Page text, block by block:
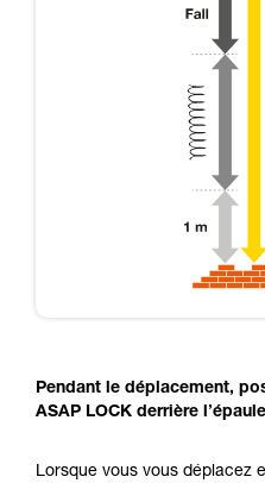
Pendant le déplacement,
ASAP LOCK derrière
Lorsque vous vous déplacez